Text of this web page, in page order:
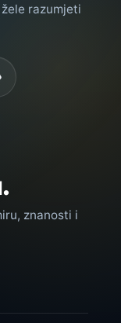
razumjeti
znanosti i